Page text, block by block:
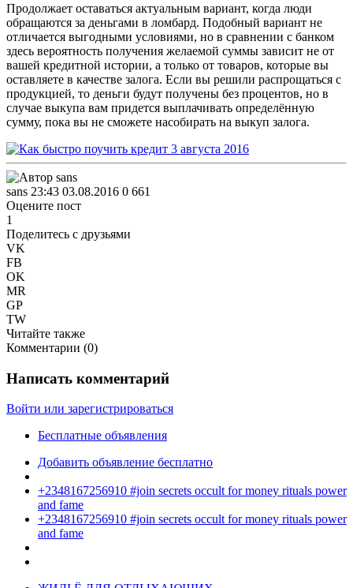
Продолжает оставаться актуальным вариант, когда люди
обращаются за деньгами в ломбард. Подобный вариант не
отличается выгодными условиями, но в сравнении с банком
здесь вероятность получения желаемой суммы зависит не от
вашей кредитной истории, а только от товаров, которые вы
оставляете в качестве залога. Если вы решили распрощаться с
продукцией, то деньги будут получены без процентов, но в
случае выкупа вам придется выплачивать определённую
сумму, пока вы не сможете насобирать на выкуп залога.
sans 23:43 03.08.2016 0 661
Оцените пост
1
Поделитесь с друзьями
VK
FB
OK
MR
GP
TW
Читайте также
Комментарии (0)
Написать комментарий
Войти или зарегистрироваться
Бесплатные объявления
Добавить объявление бесплатно
+2348167256910 #join secrets occult for money rituals power
and fame
+2348167256910 #join secrets occult for money rituals power
and fame